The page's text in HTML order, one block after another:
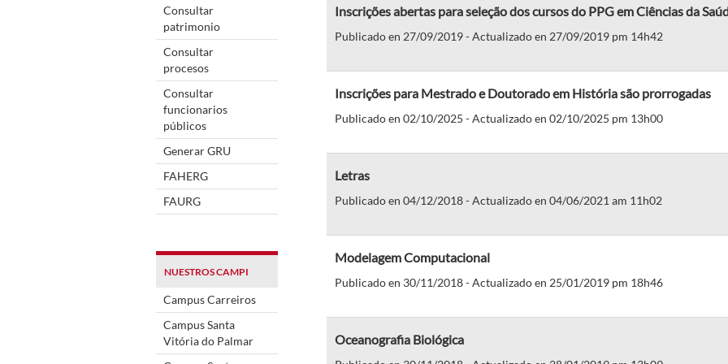
Consultar
patrimonio
Consultar
procesos
Consultar
funcionarios
públicos
Generar GRU
FAHERG
FAURG
NUESTROS CAMPI
Campus Carreiros
Campus Santa
Vitória do Palmar
Inscrições abertas para seleção dos cursos do PPG em Ciências da
Publicado en 27/09/2019 - Actualizado en 27/09/2019 pm 14h42
Inscrições para Mestrado e Doutorado em História são prorrogadas
Publicado en 02/10/2025 - Actualizado en 02/10/2025 pm 13h00
Letras
Publicado en 04/12/2018 - Actualizado en 04/06/2021 am 11h02
Modelagem Computacional
Publicado en 30/11/2018 - Actualizado en 25/01/2019 pm 18h46
Oceanografia Biológica